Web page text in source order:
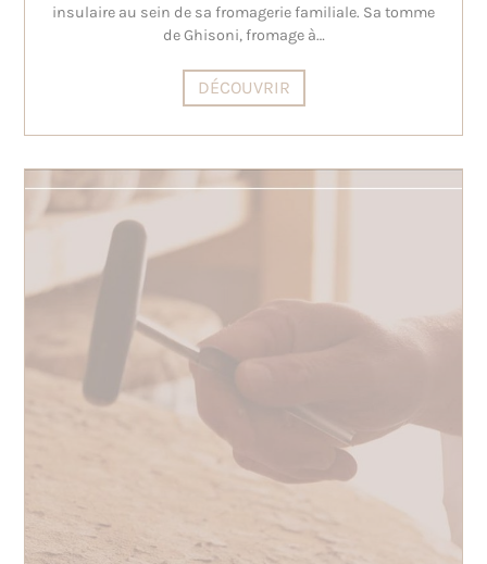
insulaire au sein de sa fromagerie familiale. Sa tomme
de Ghisoni, fromage à…
DÉCOUVRIR